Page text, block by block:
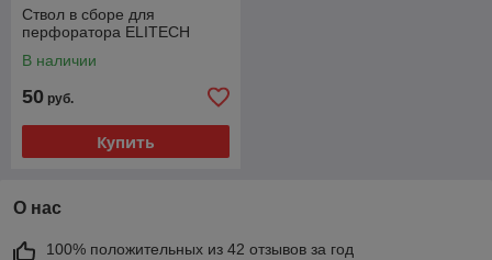
Ствол в сборе для
перфоратора ELITECH
В наличии
50 руб.
Купить
О нас
100% положительных из 42 отзывов за год